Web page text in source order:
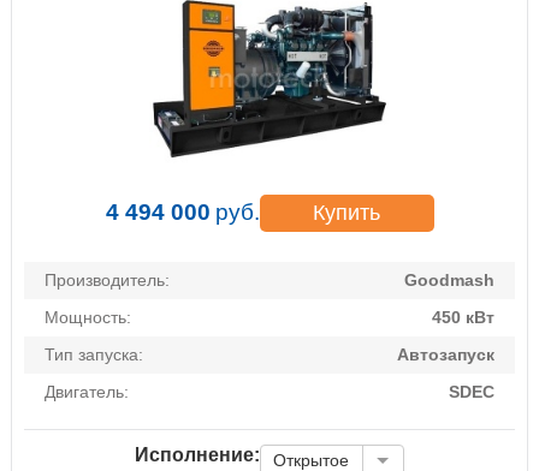
4 494 000 руб. Купить
Производитель:
Goodmash
Мощность:
450 кВт
Тип запуска:
Автозапуск
Двигатель:
SDEC
Исполнение: Открытое